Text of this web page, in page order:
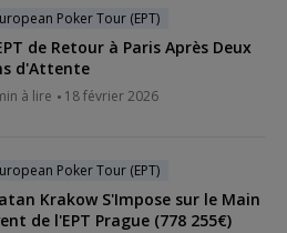
Poker Tour (EPT)
de Retour à Paris Après Deux
d'Attente
à lire 18 février 2026
Poker Tour (EPT)
Krakow S'Impose sur le Main
de l'EPT Prague (778 255€)